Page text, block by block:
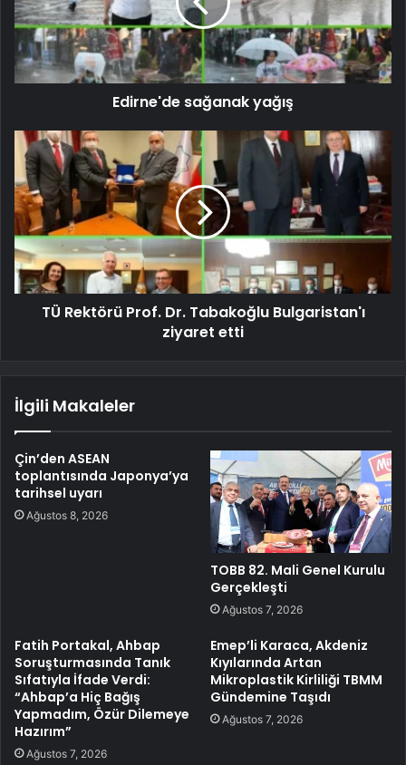
Edirne'de sağanak yağış
TÜ Rektörü Prof. Dr. Tabakoğlu Bulgaristan'ı
ziyaret etti
İlgili Makaleler
Çin’den ASEAN
toplantısında Japonya’ya
tarihsel uyarı
Ağustos 8, 2026
TOBB 82. Mali Genel Kurulu
Gerçekleşti
Ağustos 7, 2026
Fatih Portakal, Ahbap
Soruşturmasında Tanık
Sıfatıyla İfade Verdi:
“Ahbap’a Hiç Bağış
Yapmadım, Özür Dilemeye
Hazırım”
Ağustos 7, 2026
Emep’li Karaca, Akdeniz
Kıyılarında Artan
Mikroplastik Kirliliği TBMM
Gündemine Taşıdı
Ağustos 7, 2026